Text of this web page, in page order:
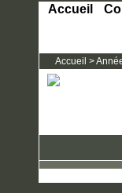
Accueil
Accueil >